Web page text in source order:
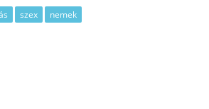
szex nemek